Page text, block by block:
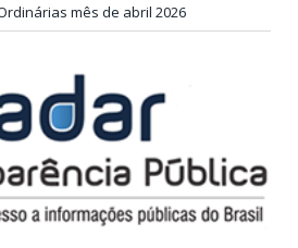
mês de abril 2026